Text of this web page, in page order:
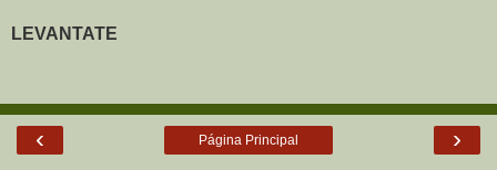
LEVANTATE
‹ ›
Página Principal